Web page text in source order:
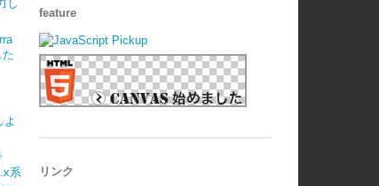
し
よ
系
feature
リンク